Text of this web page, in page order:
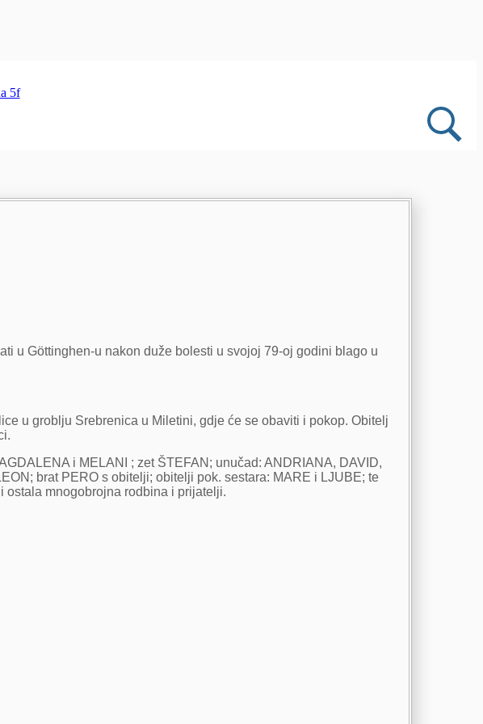
u Göttinghen-u nakon duže bolesti u svojoj 79-oj godini blago u
u groblju Srebrenica u Miletini, gdje će se obaviti i pokop. Obitelj
i MELANI ; zet ŠTEFAN; unučad: ANDRIANA, DAVID,
brat PERO s obitelji; obitelji pok. sestara: MARE i LJUBE; te
ostala mnogobrojna rodbina i prijatelji.